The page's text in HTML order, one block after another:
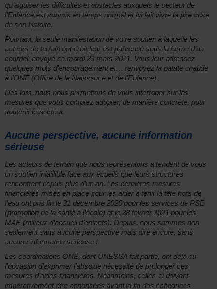
qu’aiguiser les difficultés et obstacles auxquels le secteur de
l’Enfance est soumis en temps normal et lui fait vivre la pire crise
de son histoire.
Pourtant, la seule manifestation de votre soutien à laquelle les
acteurs de terrain ont droit leur est parvenue sous la forme d’un
courriel, envoyé ce mardi 23 mars 2021. Vous leur adressez
quelques mots d’encouragement et… renvoyez la patate chaude
à l’ONE (Office de la Naissance et de l’Enfance).
Dès lors, nous nous permettons de vous interroger sur les
mesures que vous comptez adopter, de manière concrète, pour
soutenir le secteur.
Aucune perspective, aucune information
sérieuse
Les acteurs de terrain que nous représentons attendent de vous
un soutien infaillible face aux écueils que leurs structures
rencontrent depuis plus d’un an. Les dernières mesures
financières mises en place pour les aider à tenir la tête hors de
l’eau ont pris fin le 31 décembre 2020 pour les services de PSE
(promotion de la santé à l’école) et le 28 février 2021 pour les
MAE (milieux d’accueil d’enfants). Depuis, nous sommes non
seulement sans aucune perspective mais pire encore, sans
aucune information sérieuse !
Les coordinations ONE, dont UNESSA fait partie, ont déjà eu
l’occasion d’exprimer l’absolue nécessité de prolonger ces
mesures d’aides financières. Néanmoins, celles-ci doivent
impérativement être annoncées avant la fin des échéances